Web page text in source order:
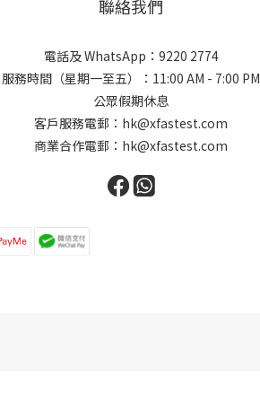
聯絡我們
電話及 WhatsApp：9220 2774
服務時間（星期一至五）：11:00 AM - 7:00 PM
公眾假期休息
客戶服務電郵：hk@xfastest.com
商業合作電郵：hk@xfastest.com